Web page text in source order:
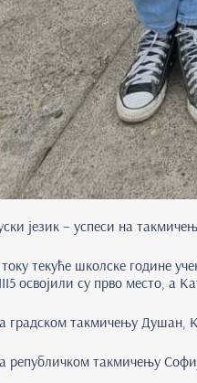
језик – успеси на
текуће школске године
освојили су прво место, а
градском такмичењу Душан,
републичком такмичењу